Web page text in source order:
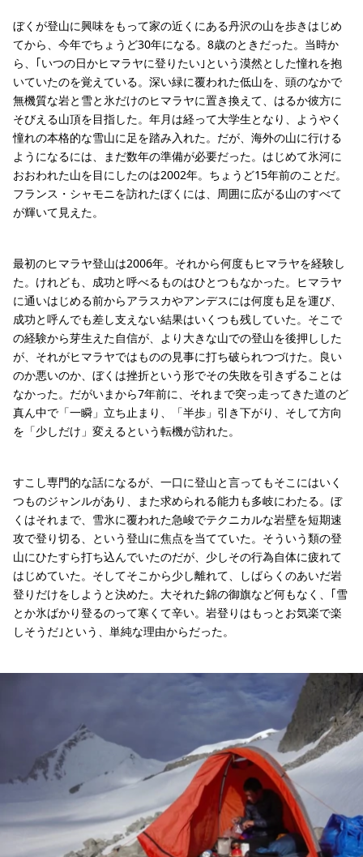
ぼくが登山に興味をもって家の近くにある丹沢の山を歩きはじめ
てから、今年でちょうど30年になる。8歳のときだった。当時か
ら、｢いつの日かヒマラヤに登りたい｣という漠然とした憧れを抱
いていたのを覚えている。深い緑に覆われた低山を、頭のなかで
無機質な岩と雪と氷だけのヒマラヤに置き換えて、はるか彼方に
そびえる山頂を目指した。年月は経って大学生となり、ようやく
憧れの本格的な雪山に足を踏み入れた。だが、海外の山に行ける
ようになるには、まだ数年の準備が必要だった。はじめて氷河に
おおわれた山を目にしたのは2002年。ちょうど15年前のことだ。
フランス・シャモニを訪れたぼくには、周囲に広がる山のすべて
が輝いて見えた。
最初のヒマラヤ登山は2006年。それから何度もヒマラヤを経験し
た。けれども、成功と呼べるものはひとつもなかった。ヒマラヤ
に通いはじめる前からアラスカやアンデスには何度も足を運び、
成功と呼んでも差し支えない結果はいくつも残していた。そこで
の経験から芽生えた自信が、より大きな山での登山を後押しした
が、それがヒマラヤではものの見事に打ち破られつづけた。良い
のか悪いのか、ぼくは挫折という形でその失敗を引きずることは
なかった。だがいまから7年前に、それまで突っ走ってきた道のど
真ん中で「一瞬」立ち止まり、「半歩」引き下がり、そして方向
を「少しだけ」変えるという転機が訪れた。
すこし専門的な話になるが、一口に登山と言ってもそこにはいく
つものジャンルがあり、また求められる能力も多岐にわたる。ぼ
くはそれまで、雪氷に覆われた急峻でテクニカルな岩壁を短期速
攻で登り切る、という登山に焦点を当てていた。そういう類の登
山にひたすら打ち込んでいたのだが、少しその行為自体に疲れて
はじめていた。そしてそこから少し離れて、しばらくのあいだ岩
登りだけをしようと決めた。大それた錦の御旗など何もなく、｢雪
とか氷ばかり登るのって寒くて辛い。岩登りはもっとお気楽で楽
しそうだ｣という、単純な理由からだった。